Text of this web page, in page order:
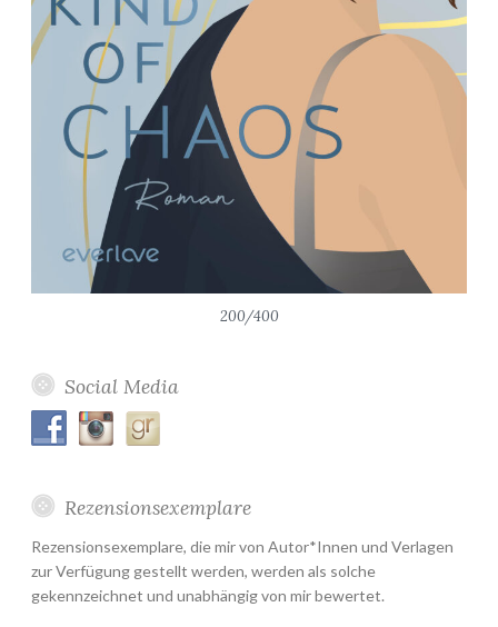
200/400
Social Media
Rezensionsexemplare
Rezensionsexemplare, die mir von Autor*Innen und Verlagen
zur Verfügung gestellt werden, werden als solche
gekennzeichnet und unabhängig von mir bewertet.